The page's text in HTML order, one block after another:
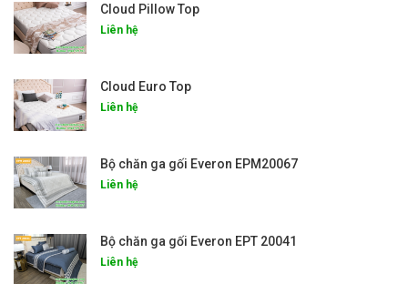
Cloud Pillow Top
Liên hệ
Cloud Euro Top
Liên hệ
Bộ chăn ga gối Everon EPM20067
Liên hệ
Bộ chăn ga gối Everon EPT 20041
Liên hệ